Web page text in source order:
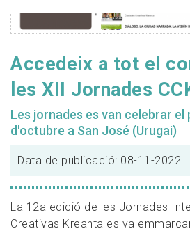
Accedeix a tot el
les XII Jornades
Les jornades es van celebrar el
d'octubre a San José (Urugai)
Data de publicació: 08-11-2022
La 12a edició de les Jornades
Creativas Kreanta es va